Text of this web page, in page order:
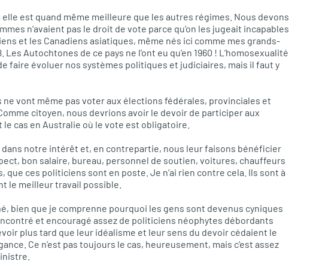
est quand même meilleure que les autres régimes. Nous devons
n’avaient pas le droit de vote parce qu’on les jugeait incapables
et les Canadiens asiatiques, même nés ici comme mes grands-
Les Autochtones de ce pays ne l’ont eu qu’en 1960 ! L’homosexualité
faire évoluer nos systèmes politiques et judiciaires, mais il faut y
ne vont même pas voter aux élections fédérales, provinciales et
citoyen, nous devrions avoir le devoir de participer aux
cas en Australie où le vote est obligatoire.
dans notre intérêt et, en contrepartie, nous leur faisons bénéficier
bon salaire, bureau, personnel de soutien, voitures, chauffeurs
que ces politiciens sont en poste. Je n’ai rien contre cela. Ils sont à
le meilleur travail possible.
bien que je comprenne pourquoi les gens sont devenus cyniques
et encouragé assez de politiciens néophytes débordants
plus tard que leur idéalisme et leur sens du devoir cédaient le
Ce n’est pas toujours le cas, heureusement, mais c’est assez